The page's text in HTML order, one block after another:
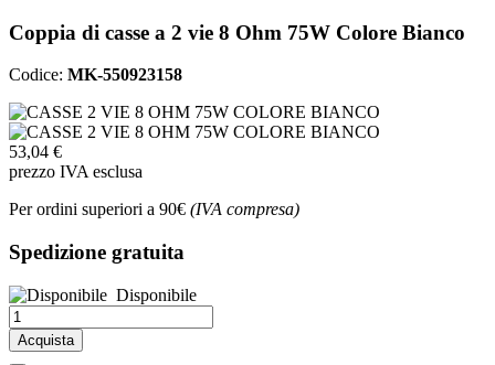
Coppia di casse a 2 vie 8 Ohm 75W Colore Bianco
Codice: MK-550923158
53,04 €
prezzo IVA esclusa
Per ordini superiori a 90€ (IVA compresa)
Spedizione gratuita
Disponibile
Acquista